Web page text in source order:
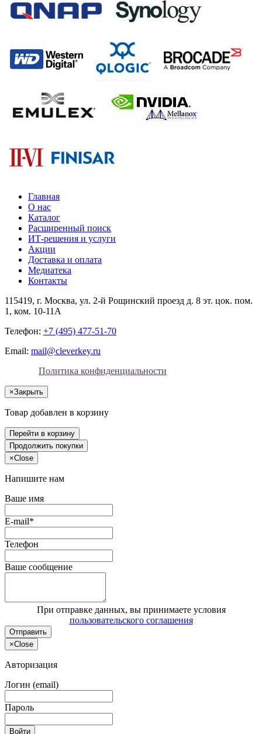
Главная
О нас
Каталог
Расширенный поиск
ИТ-решения и услуги
Акции
Доставка и оплата
Медиатека
Контакты
115419, г. Москва, ул. 2-й Рощинский проезд д. 8 эт. цок. пом.
1, ком. 10-11А
Телефон: +7 (495) 477-51-70
Email: mail@cleverkey.ru
Политика конфиденциальности
×Закрыть
Товар добавлен в корзину
Перейти в корзину
Продолжить покупки
×Close
Напишите нам
Ваше имя
E-mail*
Телефон
Ваше сообщение
При отправке данных, вы принимаете условия
пользовательского соглашения
Отправить
×Close
Авторизация
Логин (email)
Пароль
Войти